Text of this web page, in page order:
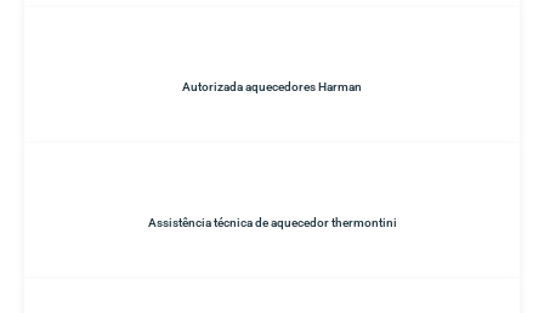
Autorizada aquecedores Harman
Assistência técnica de aquecedor thermontini